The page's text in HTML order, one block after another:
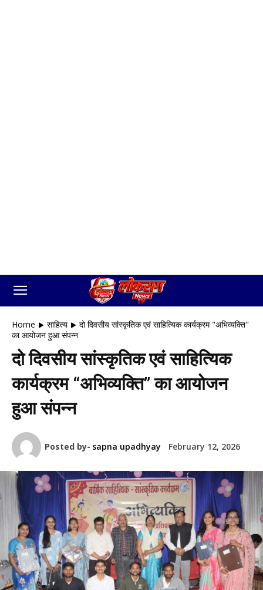
Home साहित्य
दो दिवसीय सांस्कृतिक एवं साहित्यिक कार्यक्रम "अभिव्यक्ति"
का आयोजन हुआ संपन्न
दो दिवसीय सांस्कृतिक एवं साहित्यिक
कार्यक्रम “अभिव्यक्ति” का आयोजन
हुआ संपन्न
Posted by- sapna upadhyay February 12, 2026